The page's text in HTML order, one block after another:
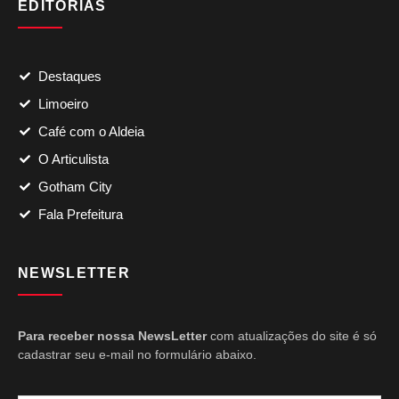
EDITORIAS
Destaques
Limoeiro
Café com o Aldeia
O Articulista
Gotham City
Fala Prefeitura
NEWSLETTER
Para receber nossa NewsLettercom atualizações do site é só
cadastrar seu e-mail no formulário abaixo.